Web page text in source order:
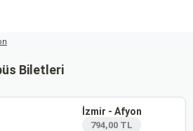
Biletleri
İzmir - Afyon
794,00 TL